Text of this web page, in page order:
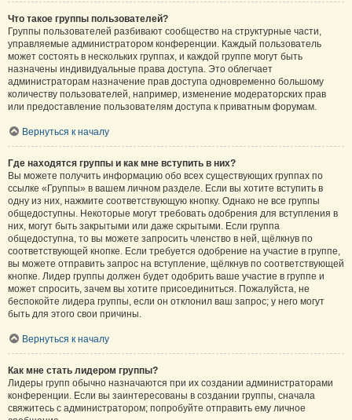
Что такое группы пользователей?
Группы пользователей разбивают сообщество на структурные части,
управляемые администратором конференции. Каждый пользователь
может состоять в нескольких группах, и каждой группе могут быть
назначены индивидуальные права доступа. Это облегчает
администраторам назначение прав доступа одновременно большому
количеству пользователей, например, изменение модераторских прав
или предоставление пользователям доступа к приватным форумам.
Вернуться к началу
Где находятся группы и как мне вступить в них?
Вы можете получить информацию обо всех существующих группах по
ссылке «Группы» в вашем личном разделе. Если вы хотите вступить в
одну из них, нажмите соответствующую кнопку. Однако не все группы
общедоступны. Некоторые могут требовать одобрения для вступления в
них, могут быть закрытыми или даже скрытыми. Если группа
общедоступна, то вы можете запросить членство в ней, щёлкнув по
соответствующей кнопке. Если требуется одобрение на участие в группе,
вы можете отправить запрос на вступление, щёлкнув по соответствующей
кнопке. Лидер группы должен будет одобрить ваше участие в группе и
может спросить, зачем вы хотите присоединиться. Пожалуйста, не
беспокойте лидера группы, если он отклонил ваш запрос; у него могут
быть для этого свои причины.
Вернуться к началу
Как мне стать лидером группы?
Лидеры групп обычно назначаются при их создании администраторами
конференции. Если вы заинтересованы в создании группы, сначала
свяжитесь с администратором; попробуйте отправить ему личное